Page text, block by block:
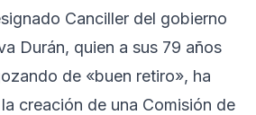
Canciller del gobierno
Durán, quien a sus 79 años
de «buen retiro», ha
creación de una Comisión de